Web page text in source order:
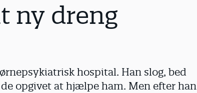
ny dreng
hospital. Han slog, bed
opgivet at hjælpe ham. Men efter han